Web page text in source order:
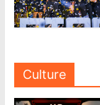
Culture